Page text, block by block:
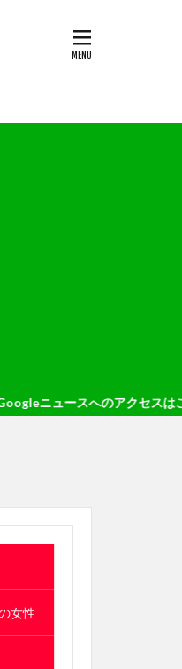
のアクセスはこの文字列をタ
女性